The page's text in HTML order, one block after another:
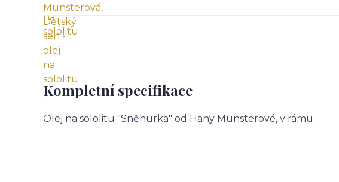
Kompletní specifikace
Olej na sololitu "Sněhurka" od Hany Münsterové, v rámu.